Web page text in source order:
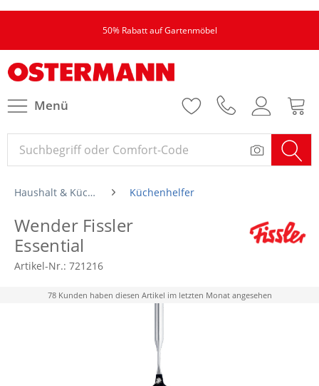
50% Rabatt auf Gartenmöbel
Menü
Haushalt & Küche Küchenhelfer
Wender Fissler
Essential
Artikel-Nr.: 721216
78 Kunden haben diesen Artikel im letzten Monat angesehen